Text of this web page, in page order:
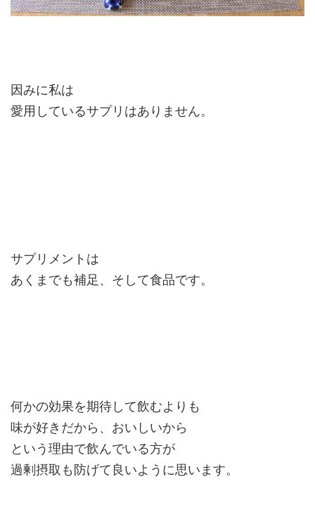
因みに私は
愛用しているサプリはありません。
サプリメントは
あくまでも補足、そして食品です。
何かの効果を期待して飲むよりも
味が好きだから、おいしいから
という理由で飲んでいる方が
過剰摂取も防げて良いように思います。